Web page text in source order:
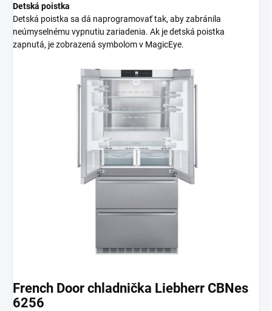
Detská poistka
Detská poistka sa dá naprogramovať tak, aby zabránila
neúmyselnému vypnutiu zariadenia. Ak je detská poistka
zapnutá, je zobrazená symbolom v MagicEye.
French Door chladnička Liebherr CBNes
6256